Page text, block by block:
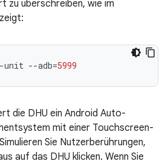
zu überschreiben, wie im
unit --adb=5999
die DHU ein Android Auto-
mit einer Touchscreen-
Sie Nutzerberührungen,
auf das DHU klicken. Wenn Sie